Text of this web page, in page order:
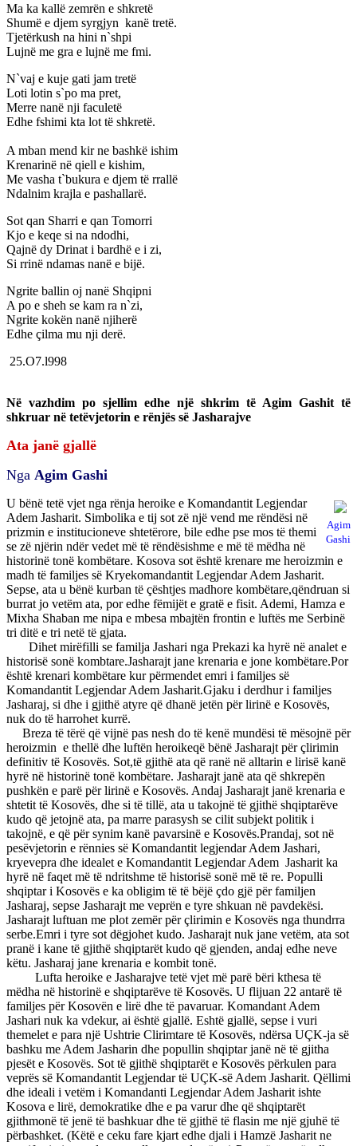
Ma ka kallë zemrën e shkretë
Shumë e djem syrgjyn kanë tretë.
Tjetërkush na hini n`shpi
Lujnë me gra e lujnë me fmi.
N`vaj e kuje gati jam tretë
Loti lotin s`po ma pret,
Merre nanë nji faculetë
Edhe fshimi kta lot të shkretë.
A mban mend kir ne bashkë ishim
Krenarinë në qiell e kishim,
Me vasha t`bukura e djem të rrallë
Ndalnim krajla e pashallarë.
Sot qan Sharri e qan Tomorri
Kjo e keqe si na ndodhi,
Qajnë dy Drinat i bardhë e i zi,
Si rrinë ndamas nanë e bijë.
Ngrite ballin oj nanë Shqipni
A po e sheh se kam ra n`zi,
Ngrite kokën nanë njiherë
Edhe çilma mu nji derë.
25.O7.l998
Në vazhdim po sjellim edhe një shkrim të Agim Gashit të
shkruar në tetëvjetorin e rënjës së Jasharajve
Ata janë gjallë
Nga Agim Gashi
Agim
Gashi
U bënë tetë vjet nga rënja heroike e Komandantit Legjendar
Adem Jasharit. Simbolika e tij sot zë një vend me rëndësi në
prizmin e institucioneve shtetërore, bile edhe pse mos të themi
se zë njërin ndër vedet më të rëndësishme e më të mëdha në
historinë tonë kombëtare. Kosova sot është krenare me heroizmin e
madh të familjes së Kryekomandantit Legjendar Adem Jasharit.
Sepse, ata u bënë kurban të çështjes madhore kombëtare,qëndruan si
burrat jo vetëm ata, por edhe fëmijët e gratë e fisit. Ademi, Hamza e
Mixha Shaban me nipa e mbesa mbajtën frontin e luftës me Serbinë
tri ditë e tri netë të gjata.
Dihet mirëfilli se familja Jashari nga Prekazi ka hyrë në analet e
historisë sonë kombtare.Jasharajt jane krenaria e jone kombëtare.Por
është krenari kombëtare kur përmendet emri i familjes së
Komandantit Legjendar Adem Jasharit.Gjaku i derdhur i familjes
Jasharaj, si dhe i gjithë atyre që dhanë jetën për lirinë e Kosovës,
nuk do të harrohet kurrë.
Breza të tërë që vijnë pas nesh do të kenë mundësi të mësojnë për
heroizmin e thellë dhe luftën heroikeqë bënë Jasharajt për çlirimin
definitiv të Kosovës. Sot,të gjithë ata që ranë në alltarin e lirisë kanë
hyrë në historinë tonë kombëtare. Jasharajt janë ata që shkrepën
pushkën e parë për lirinë e Kosovës. Andaj Jasharajt janë krenaria e
shtetit të Kosovës, dhe si të tillë, ata u takojnë të gjithë shqiptarëve
kudo që jetojnë ata, pa marre parasysh se cilit subjekt politik i
takojnë, e që për synim kanë pavarsinë e Kosovës.Prandaj, sot në
pesëvjetorin e rënnies së Komandantit legjendar Adem Jashari,
kryevepra dhe idealet e Komandantit Legjendar Adem Jasharit ka
hyrë në faqet më të ndritshme të historisë sonë më të re. Populli
shqiptar i Kosovës e ka obligim të të bëjë çdo gjë për familjen
Jasharaj, sepse Jasharajt me veprën e tyre shkuan në pavdekësi.
Jasharajt luftuan me plot zemër për çlirimin e Kosovës nga thundrra
serbe.Emri i tyre sot dëgjohet kudo. Jasharajt nuk jane vetëm, ata sot
pranë i kane të gjithë shqiptarët kudo që gjenden, andaj edhe neve
këtu. Jasharaj jane krenaria e kombit tonë.
Lufta heroike e Jasharajve tetë vjet më parë bëri kthesa të
mëdha në historinë e shqiptarëve të Kosovës. U flijuan 22 antarë të
familjes për Kosovën e lirë dhe të pavaruar. Komandant Adem
Jashari nuk ka vdekur, ai është gjallë. Eshtë gjallë, sepse i vuri
themelet e para një Ushtrie Clirimtare të Kosovës, ndërsa UÇK-ja së
bashku me Adem Jasharin dhe popullin shqiptar janë në të gjitha
pjesët e Kosovës. Sot të gjithë shqiptarët e Kosovës përkulen para
veprës së Komandantit Legjendar të UÇK-së Adem Jasharit. Qëllimi
dhe ideali i vetëm i Komandanti Legjendar Adem Jasharit ishte
Kosova e lirë, demokratike dhe e pa varur dhe që shqiptarët
gjithmonë të jenë të bashkuar dhe të gjithë të flasin me një gjuhë të
përbashket. (Këtë e ceku fare kjart edhe djali i Hamzë Jasharit ne